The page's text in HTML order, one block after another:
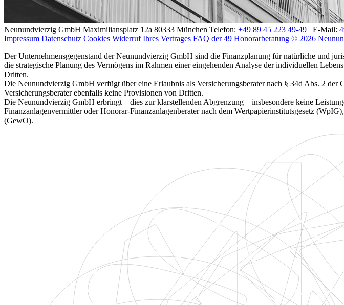
Neunundvierzig GmbH Maximiliansplatz 12a 80333 München Telefon: +49 89 45 223 49-49 E-Mail:
Impressum Datenschutz Cookies Widerruf Ihres Vertrages FAQ der 49 Honorarberatung © 2026
Der Unternehmensgegenstand der Neunundvierzig GmbH sind die Finanzplanung für natürliche und
die strategische Planung des Vermögens im Rahmen einer eingehenden Analyse der individuellen
Dritten.
Die Neunundvierzig GmbH verfügt über eine Erlaubnis als Versicherungsberater nach § 34d Abs. 2
Versicherungsberater ebenfalls keine Provisionen von Dritten.
Die Neunundvierzig GmbH erbringt – dies zur klarstellenden Abgrenzung – insbesondere keine
Finanzanlagenvermittler oder Honorar-Finanzanlagenberater nach dem Wertpapierinstitutsgesetz
(GewO).